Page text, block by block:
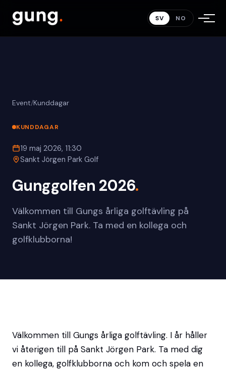
SV NO
Event/Kunddagar
KUNDDAGAR
19 maj 2026, 11:30
Sankt Jörgen Park Golf
Gunggolfen 2026.
Välkommen till Gungs årliga golftävling på
Sankt Jörgen Park. Ta med en kollega och
golfklubborna!
Välkommen till Gungs årliga golftävling. I år håller
vi återigen till på Sankt Jörgen Park. Ta med dig
en kollega, golfklubborna och kom och spela en